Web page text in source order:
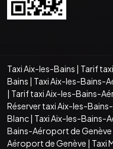
Taxi Aix-les-Bains | Tarif
Bains | Taxi Aix-les-Bains-
| Tarif taxi Aix-les-Bains-
Réserver taxi Aix-les-
Blanc| Taxi Aix-les-Bains-
Bains-Aéroport de Genève
Aéroport de Genève | Taxi